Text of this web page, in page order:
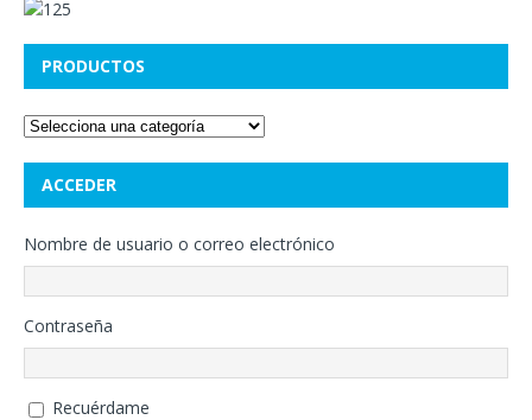
PRODUCTOS
ACCEDER
Nombre de usuario o correo electrónico
Contraseña
Recuérdame